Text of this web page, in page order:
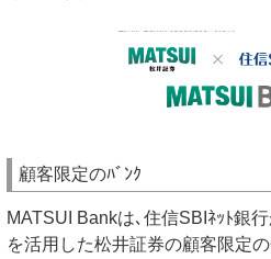
顧客限定のﾊﾞﾝｸ
MATSUI Bankは､住信SBIﾈｯﾄ銀
を活用した松井証券の顧客限定